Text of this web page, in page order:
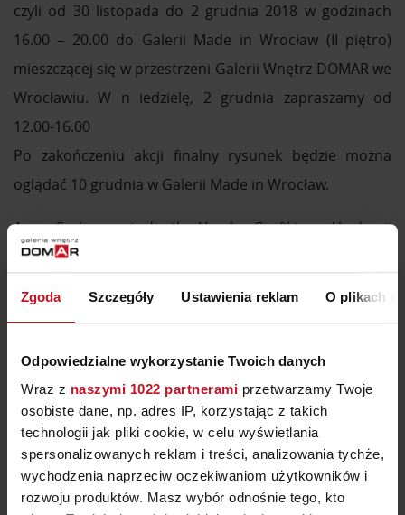
Zgoda Szczegóły Ustawienia reklam O plikach
Odpowiedzialne wykorzystanie Twoich danych
Wraz z naszymi 1022 partnerami przetwarzamy Twoje
osobiste dane, np. adres IP, korzystając z takich
technologii jak pliki cookie, w celu wyświetlania
spersonalizowanych reklam i treści, analizowania tychże,
wychodzenia naprzeciw oczekiwaniom użytkowników i
rozwoju produktów. Masz wybór odnośnie tego, kto
czyli od 30 listopada do 2 grudnia 2018 w godzinach
16.00 – 20.00 do Galerii Made in Wrocław (II piętro)
mieszczącej się w przestrzeni Galerii Wnętrz DOMAR we
Wrocławiu. W n iedzielę, 2 grudnia zapraszamy od
12.00-16.00
Po zakończeniu akcji finalny rysunek będzie można
oglądać 10 grudnia w Galerii Made in Wrocław.
Anna Szalwa – studentka V roku Grafiki na Akademii
Sztuk Pięknych we Wrocławiu. Zajmuje się rysunkiem,
Wrocław i nie tylko. Ma na koncie 9 wystaw
indywidualnych i 60 wystaw zbiorowych w Polsce i za
granicą. W ostatnim czasie szczególnie skupia się na
rozwijaniu swojego warsztatu rysunkowego. Tworzy
swobodne kompozycje o charakterystycznej, lapidarnej